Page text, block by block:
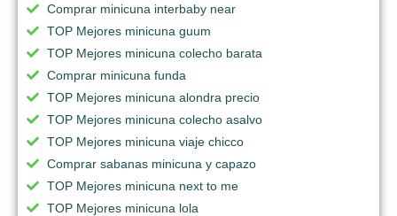
Comprar minicuna interbaby near
TOP Mejores minicuna guum
TOP Mejores minicuna colecho barata
Comprar minicuna funda
TOP Mejores minicuna alondra precio
TOP Mejores minicuna colecho asalvo
TOP Mejores minicuna viaje chicco
Comprar sabanas minicuna y capazo
TOP Mejores minicuna next to me
TOP Mejores minicuna lola